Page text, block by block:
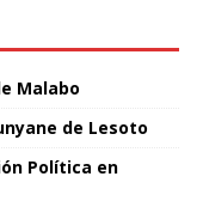
Malabo
de Lesoto
Política en